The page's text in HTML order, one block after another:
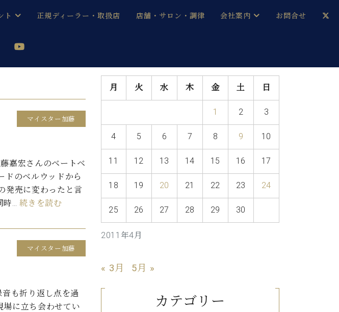
トピアノ
ト
ご案内
ア情報)
正規ディーラー・取扱店 店舗・サロン・調律
本社：八王子・技術営業センター
スタッフご挨拶
技術者紹介
展示情報【ユーロピアノ特選中古】
イベント情報
八王子工房ブログ
お問い合わせ
会社案内
ベヒシュタイン・ジャパンブログ
お問合せ
マイスター加藤
嘉宏さんのベートベ
ドのベルウッドから
発売に変わったと言
時…続きを読む
マイスター加藤
も折り返し点を過
場に立ち会わせてい
2011年4月
月 火 水 木 金 土 日
1 2 3
4 5 6 7 8 9 10
11 12 13 14 15 16 17
18 19 20 21 22 23 24
25 26 27 28 29 30
« 3月 5月 »
カテゴリー